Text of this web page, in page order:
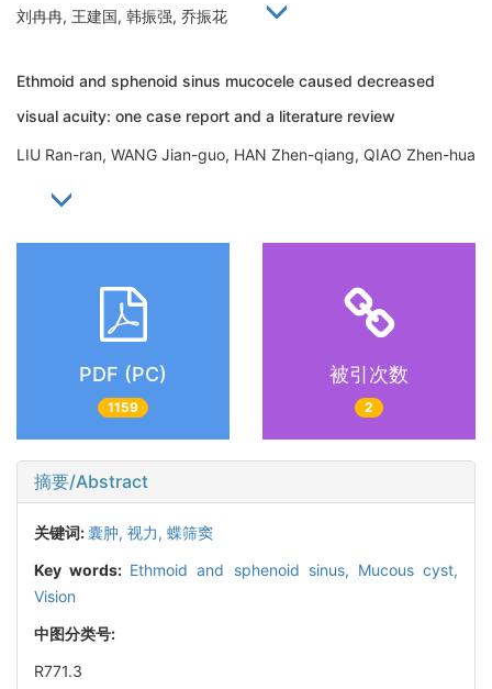
刘冉冉, 王建国, 韩振强, 乔振花
Ethmoid and sphenoid sinus mucocele caused decreased
visual acuity: one case report and a literature review
LIU Ran-ran, WANG Jian-guo, HAN Zhen-qiang, QIAO Zhen-hua
PDF (PC)
1159
被引次数
2
摘要/Abstract
关键词: 囊肿, 视力, 蝶筛窦
Key words: Ethmoid and sphenoid sinus, Mucous cyst,
Vision
中图分类号:
R771.3